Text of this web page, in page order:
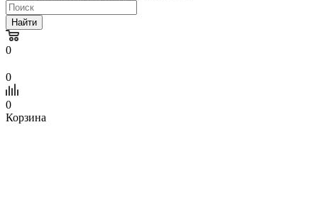
Найти
0
0
0
Корзина